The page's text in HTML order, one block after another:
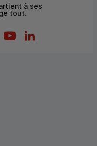
à ses
tout.
Mutuel
- Credit Mutuel
Instagram - Credit Mutuel
YouTube - Credit